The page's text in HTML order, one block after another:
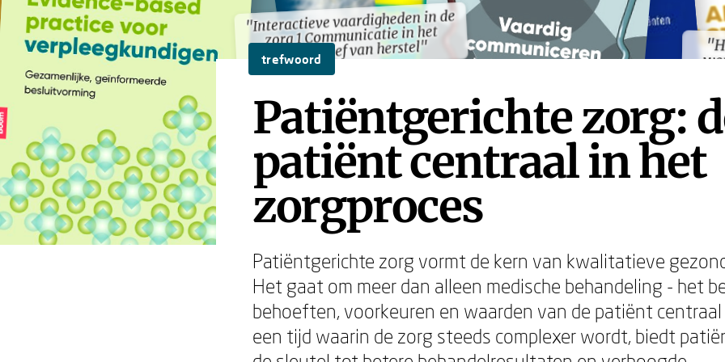
"Interactieve vaardigheden in de
zorg 1 Communicatie in het
perspectief van herstel"
"Interactieve vaardigheden in de
zorg 1 Communicatie in het
perspectief van herstel"
trefwoord
Patiëntgerichte zorg:
patiënt centraal in het
zorgproces
Patiëntgerichte zorg vormt de kern van kwalitatieve
Het gaat om meer dan alleen medische behandeling - het
behoeften, voorkeuren en waarden van de patiënt centraal
een tijd waarin de zorg steeds complexer wordt, biedt